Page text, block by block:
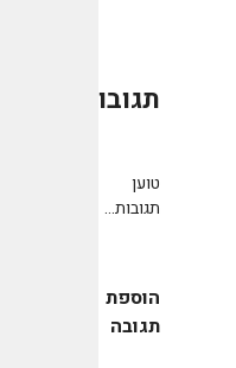
תגובות
טוען
תגובות...
הוספת
תגובה